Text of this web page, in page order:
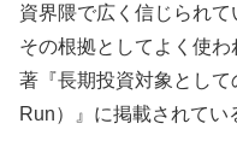
資界隈で広く信じられて
その根拠としてよく使
著『長期投資対象とし
Run）』に掲載されてい